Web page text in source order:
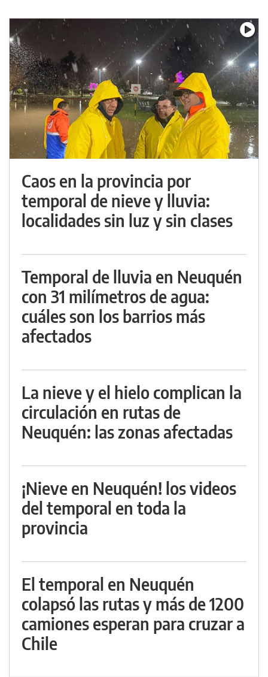
Caos en la provincia por
temporal de nieve y lluvia:
localidades sin luz y sin clases
Temporal de lluvia en Neuquén
con 31 milímetros de agua:
cuáles son los barrios más
afectados
La nieve y el hielo complican la
circulación en rutas de
Neuquén: las zonas afectadas
¡Nieve en Neuquén! los videos
del temporal en toda la
provincia
El temporal en Neuquén
colapsó las rutas y más de 1200
camiones esperan para cruzar a
Chile